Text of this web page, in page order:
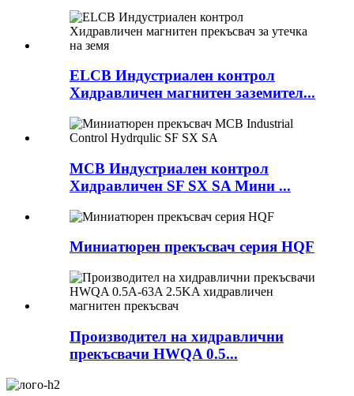
ELCB Индустриален контрол
Хидравличен магнитен заземител...
MCB Индустриален контрол
Хидравличен SF SX SA Мини ...
Миниатюрен прекъсвач серия HQF
Производител на хидравлични
прекъсвачи HWQA 0.5...